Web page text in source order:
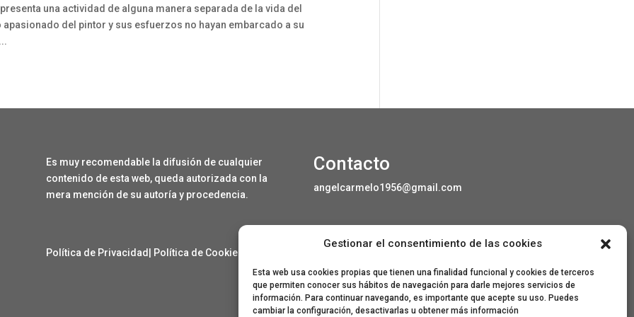
Gestionar el consentimiento de las cookies
Esta web usa cookies propias que tienen una finalidad funcional y cookies de terceros
que permiten conocer sus hábitos de navegación para darle mejores servicios de
información. Para continuar navegando, es importante que acepte su uso. Puedes
cambiar la configuración, desactivarlas u obtener más información
una actividad de alguna manera separada de la vida del
del pintor y sus esfuerzos no hayan embarcado a su
Es muy recomendable la difusión de cualquier
contenido de esta web, queda autorizada con la
mera mención de su autoría y procedencia.
Política de Privacidad Política de Cookies
Contacto
angelcarmelo1956@gmail.com
Especial agradecimiento a Lorenzo Sanjuan
Marcelino Sesé Buil, Sandra Lanuza Bardají,
eme&eme, Óscar Lamora, Roberto Ramos de
León y Gonzalo Catalinas Gállego.